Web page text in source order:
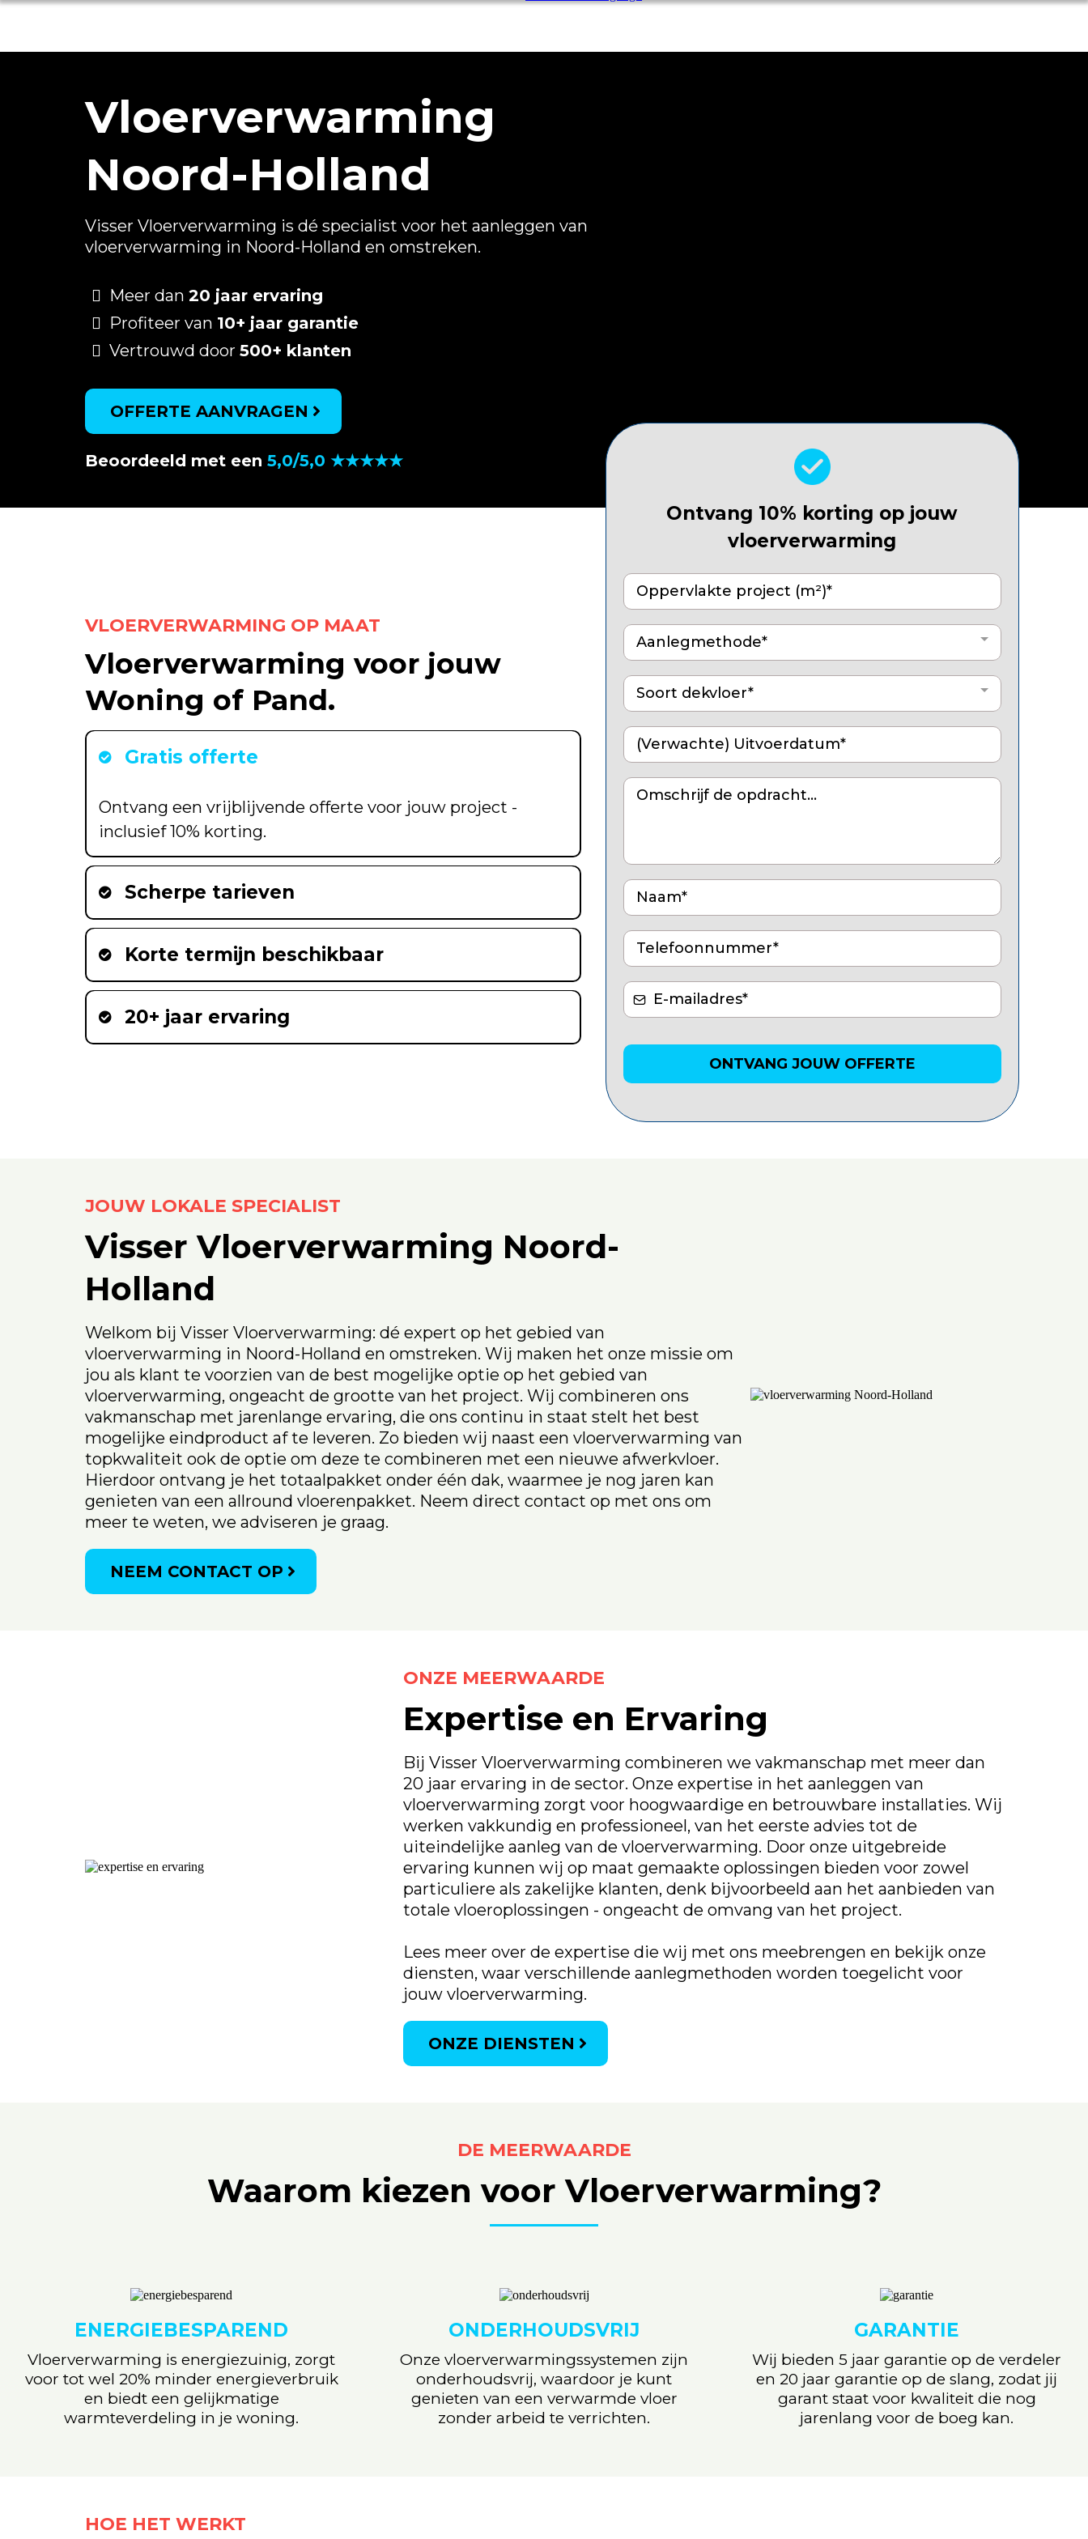
Vloerverwarming
Noord-Holland
Visser Vloerverwarming is dé specialist voor het aanleggen van
vloerverwarming in Noord-Holland en omstreken.
Meer dan 20 jaar ervaring
Profiteer van 10+ jaar garantie
Vertrouwd door 500+ klanten
OFFERTE AANVRAGEN
Beoordeeld met een 5,0/5,0 ★★★★★
VLOERVERWARMING OP MAAT
Vloerverwarming voor jouw
Woning of Pand.
Gratis offerte
Ontvang een vrijblijvende offerte voor jouw project -
inclusief 10% korting.
Scherpe tarieven
Korte termijn beschikbaar
20+ jaar ervaring
Ontvang 10% korting op jouw
vloerverwarming
Aanlegmethode*
Soort dekvloer*
ONTVANG JOUW OFFERTE
JOUW LOKALE SPECIALIST
Visser Vloerverwarming Noord-
Holland
Welkom bij Visser Vloerverwarming: dé expert op het gebied van
vloerverwarming in Noord-Holland en omstreken. Wij maken het onze missie om
jou als klant te voorzien van de best mogelijke optie op het gebied van
vloerverwarming, ongeacht de grootte van het project. Wij combineren ons
vakmanschap met jarenlange ervaring, die ons continu in staat stelt het best
mogelijke eindproduct af te leveren. Zo bieden wij naast een vloerverwarming van
topkwaliteit ook de optie om deze te combineren met een nieuwe afwerkvloer.
Hierdoor ontvang je het totaalpakket onder één dak, waarmee je nog jaren kan
genieten van een allround vloerenpakket. Neem direct contact op met ons om
meer te weten, we adviseren je graag.
NEEM CONTACT OP
ONZE MEERWAARDE
Expertise en Ervaring
Bij Visser Vloerverwarming combineren we vakmanschap met meer dan
20 jaar ervaring in de sector. Onze expertise in het aanleggen van
vloerverwarming zorgt voor hoogwaardige en betrouwbare installaties. Wij
werken vakkundig en professioneel, van het eerste advies tot de
uiteindelijke aanleg van de vloerverwarming. Door onze uitgebreide
ervaring kunnen wij op maat gemaakte oplossingen bieden voor zowel
particuliere als zakelijke klanten, denk bijvoorbeeld aan het aanbieden van
totale vloeroplossingen - ongeacht de omvang van het project.
Lees meer over de expertise die wij met ons meebrengen en bekijk onze
diensten, waar verschillende aanlegmethoden worden toegelicht voor
jouw vloerverwarming.
ONZE DIENSTEN
DE MEERWAARDE
Waarom kiezen voor Vloerverwarming?
ENERGIEBESPAREND
Vloerverwarming is energiezuinig, zorgt
voor tot wel 20% minder energieverbruik
en biedt een gelijkmatige
warmteverdeling in je woning.
ONDERHOUDSVRIJ
Onze vloerverwarmingssystemen zijn
onderhoudsvrij, waardoor je kunt
genieten van een verwarmde vloer
zonder arbeid te verrichten.
GARANTIE
Wij bieden 5 jaar garantie op de verdeler
en 20 jaar garantie op de slang, zodat jij
garant staat voor kwaliteit die nog
jarenlang voor de boeg kan.
HOE HET WERKT